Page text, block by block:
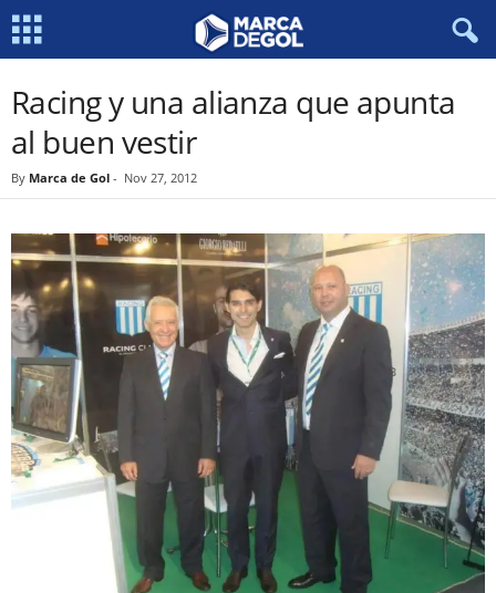
Racing y una alianza que apunta
al buen vestir
By Marca de Gol - Nov 27, 2012